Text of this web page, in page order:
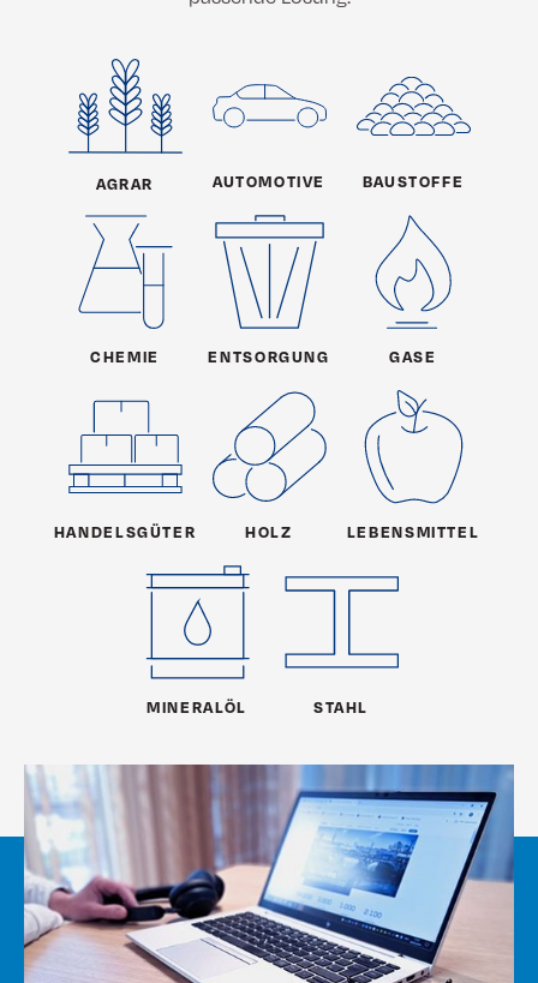
AGRAR AUTOMOTIVE BAUSTOFFE
CHEMIE ENTSORGUNG GASE
HANDELSGÜTER HOLZ LEBENSMITTEL
MINERALÖL STAHL